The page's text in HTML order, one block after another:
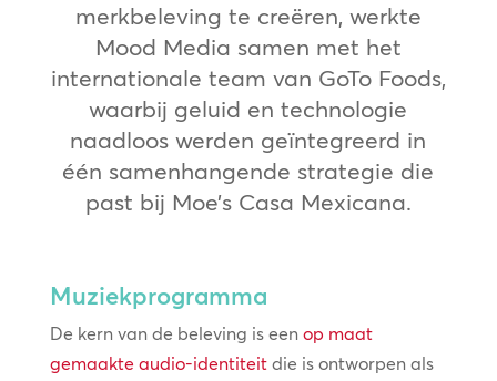
merkbeleving te creëren, werkte
Mood Media samen met het
internationale team van GoTo Foods,
waarbij geluid en technologie
naadloos werden geïntegreerd in
één samenhangende strategie die
past bij Moe’s Casa Mexicana.
Muziekprogramma
De kern van de beleving is een op maat
gemaakte audio-identiteitdie is ontworpen als